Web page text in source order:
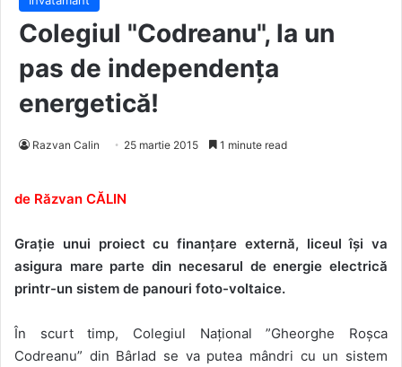
Colegiul "Codreanu", la un
pas de independența
energetică!
Razvan Calin 25 martie 2015 1 minute read
de Răzvan CĂLIN
Grație unui proiect cu finanțare externă, liceul își va
asigura mare parte din necesarul de energie electrică
printr-un sistem de panouri foto-voltaice.
În scurt timp, Colegiul Național ”Gheorghe Roșca
Codreanu” din Bârlad se va putea mândri cu un sistem